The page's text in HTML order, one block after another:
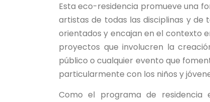
Esta eco-residencia promueve una
artistas de todas las disciplinas y de
orientados y encajan en el contexto
proyectos que involucren la
público o cualquier evento que
particularmente con los niños y
Como el programa de residencia